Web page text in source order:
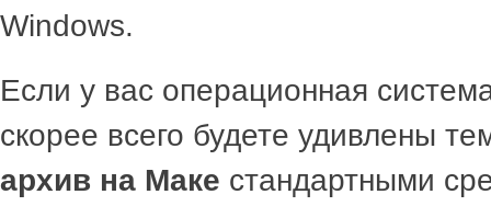
Windows.
Если у вас операционная
скорее всего будете удивлены
архив на Маке стандартными